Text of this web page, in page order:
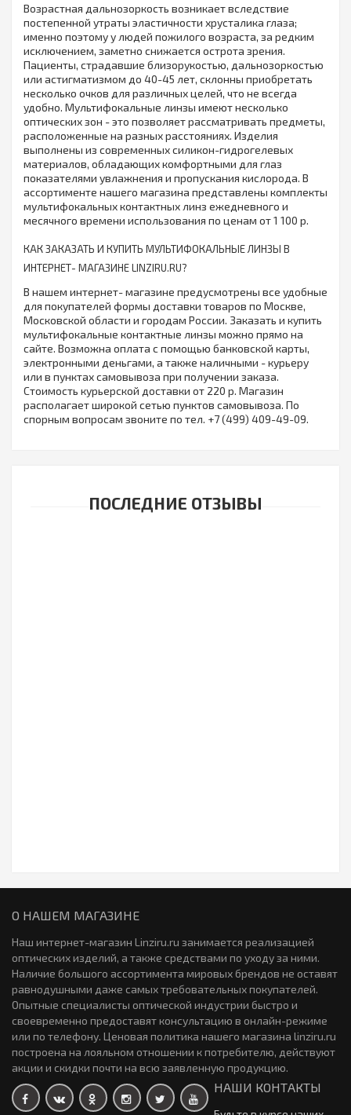
Возрастная дальнозоркость возникает вследствие
постепенной утраты эластичности хрусталика глаза;
именно поэтому у людей пожилого возраста, за редким
исключением, заметно снижается острота зрения.
Пациенты, страдавшие близорукостью, дальнозоркостью
или астигматизмом до 40-45 лет, склонны приобретать
несколько очков для различных целей, что не всегда
удобно. Мультифокальные линзы имеют несколько
оптических зон - это позволяет рассматривать предметы,
расположенные на разных расстояниях. Изделия
выполнены из современных силикон-гидрогелевых
материалов, обладающих комфортными для глаз
показателями увлажнения и пропускания кислорода. В
ассортименте нашего магазина представлены комплекты
мультифокальных контактных линз ежедневного и
месячного времени использования по ценам от 1 100 р.
КАК ЗАКАЗАТЬ И КУПИТЬ МУЛЬТИФОКАЛЬНЫЕ ЛИНЗЫ В
ИНТЕРНЕТ- МАГАЗИНЕ LINZIRU.RU?
В нашем интернет- магазине предусмотрены все удобные
для покупателей формы доставки товаров по Москве,
Московской области и городам России. Заказать и купить
мультифокальные контактные линзы можно прямо на
сайте. Возможна оплата с помощью банковской карты,
электронными деньгами, а также наличными - курьеру
или в пунктах самовывоза при получении заказа.
Стоимость курьерской доставки от 220 р. Магазин
располагает широкой сетью пунктов самовывоза. По
спорным вопросам звоните по тел. +7 (499) 409-49-09.
ПОСЛЕДНИЕ ОТЗЫВЫ
Думал, маркетинг. Но Миру реально удивили. Надел утром,
глаза отдохнувшие, не кра..
КОНТАКТНЫЕ ЛИНЗЫ MIRU 1 MONTH MULTIFOCAL 6 ЛИНЗ (3 ПАР)
У меня на линзы часто бывает реакция, глаза краснеют и
чешутся. Но здесь такой беды нет! Видимо, и правда материал
очень качественный. Носятся комфортно даже в ветреную
погоду. Снимаю их всегда легко,..
О НАШЕМ МАГАЗИНЕ
Наш интернет-магазин Linziru.ru занимается реализацией
оптических изделий, а также средствами по уходу за ними.
Наличие большого ассортимента мировых брендов не оставят
равнодушными даже самых требовательных покупателей.
Опытные специалисты оптической индустрии быстро и
своевременно предоставят консультацию в онлайн-режиме
или по телефону. Ценовая политика нашего магазина linziru.ru
построена на лояльном отношении к потребителю, действуют
акции и скидки почти на всю заявленную продукцию.
НАШИ КОНТАКТЫ